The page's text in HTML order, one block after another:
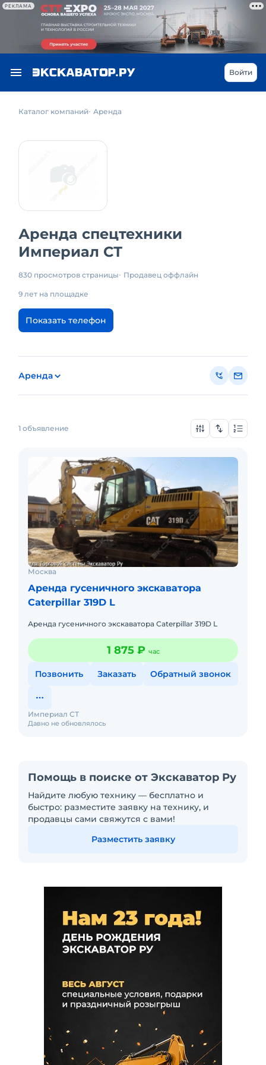
РЕКЛАМА
Войти
Каталог компаний Аренда
Аренда спецтехники
Империал СТ
830 просмотров страницы Продавец оффлайн
9 лет на площадке
Показать телефон
Аренда
1 объявление
Москва
Аренда гусеничного экскаватора
Caterpillar 319D L
Аренда гусеничного экскаватора Caterpillar 319D L
1 875 ₽ час
Позвонить Заказать Обратный звонок
Давно не обновлялось
Империал СТ
Помощь в поиске от Экскаватор Ру
Найдите любую технику — бесплатно и
быстро: разместите заявку на технику, и
продавцы сами свяжутся с вами!
Разместить заявку